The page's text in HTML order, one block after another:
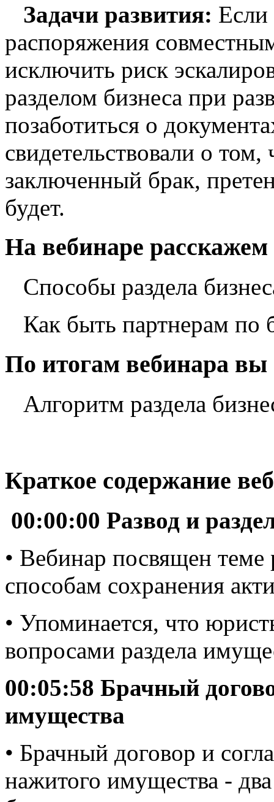
Задачи развития: Если
распоряжения
исключить риск
разделом бизнеса при
позаботиться о
свидетельствовали о
заключенный брак,
будет.
На вебинаре расскажем
Способы раздела
Как быть партнерам по
По итогам вебинара вы
Алгоритм раздела
Краткое содержание
00:00:00 Развод и
• Вебинар посвящен теме
способам сохранения
• Упоминается, что
вопросами раздела
00:05:58 Брачный
имущества
• Брачный договор и
нажитого имущества -